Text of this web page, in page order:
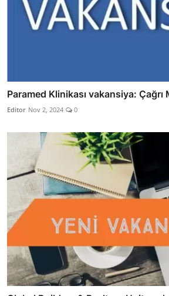
Paramed Klinikası vakansiya:
Editor Nov 2, 2024 0